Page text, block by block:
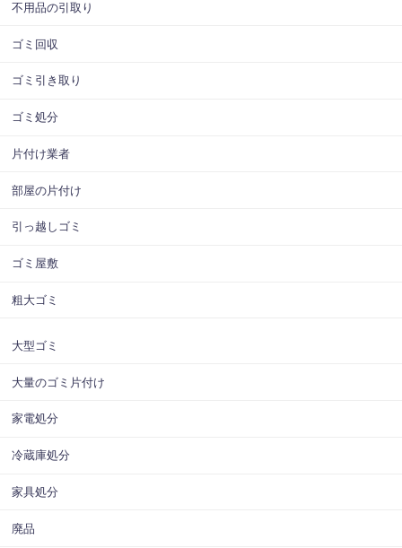
不用品の引取り
ゴミ回収
ゴミ引き取り
ゴミ処分
片付け業者
部屋の片付け
引っ越しゴミ
ゴミ屋敷
粗大ゴミ
大型ゴミ
大量のゴミ片付け
家電処分
冷蔵庫処分
家具処分
廃品